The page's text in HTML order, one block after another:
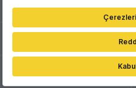
Katkıda Bulun